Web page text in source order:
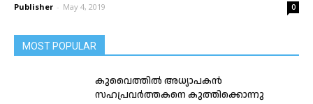
Publisher - May 4, 2019 0
MOST POPULAR
കുവൈത്തിൽ അധ്യാപകൻ
സഹപ്രവർത്തകനെ കുത്തിക്കൊന്നു